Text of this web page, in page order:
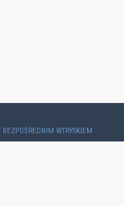
BEZPOŚREDNIM WTRYSKIEM